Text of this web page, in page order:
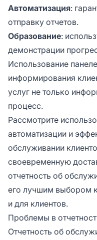
Автоматизация:
отправку отчетов.
Образование:
демонстрации
Использование
информирования
услуг не только
процесс.
Рассмотрите
автоматизации и
обслуживании
своевременную
отчетность об
его лучшим выбором
и для клиентов.
Проблемы в
Отчетность об